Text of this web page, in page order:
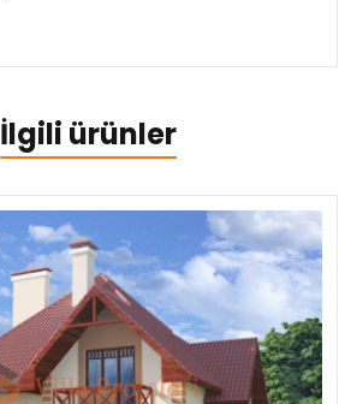
İlgili ürünler